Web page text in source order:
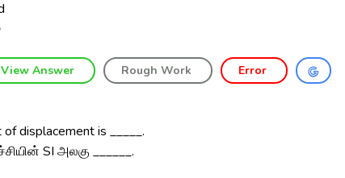
View Answer Rough Work Error
of displacement is _____.
SI அலகு ______.